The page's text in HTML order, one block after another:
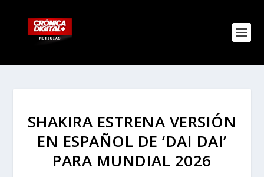
SHAKIRA ESTRENA VERSIÓN
EN ESPAÑOL DE ‘DAI DAI’
PARA MUNDIAL 2026